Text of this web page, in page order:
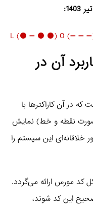
آن در
در آن کاراکترها با
صورت نقطه و خط) نمایش
این سیستم را
کد مورس ارائه می‌گردد.
این کد شوند،